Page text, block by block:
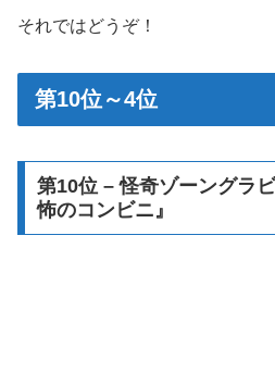
それではどうぞ！
第10位～4位
第10位 – 怪奇ゾーングラ
怖のコンビニ』